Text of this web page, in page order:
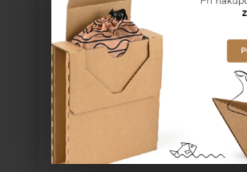
Katalogové číslo: 13152